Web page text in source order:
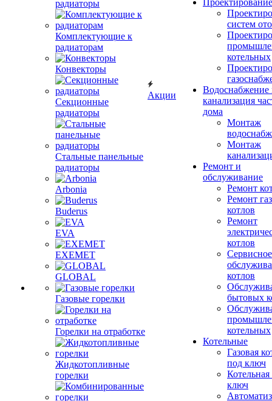
радиаторы
Комплектующие к
радиаторам
Конвекторы
Секционные
радиаторы
Стальные панельные
радиаторы
Arbonia
Buderus
EVA
EXEMET
GLOBAL
Газовые горелки
Горелки на отработке
Жидкотопливные
горелки
Акции
Проектирование
систем
котельных
Водоснабжение
канализация
дома
Монтаж
Монтаж
Ремонт и
обслуживание
Ремонт
Ремонт
котлов
Ремонт
котлов
Сервисное
котлов
бытовых
котельных
Котельные
Газовая
под ключ
ключ